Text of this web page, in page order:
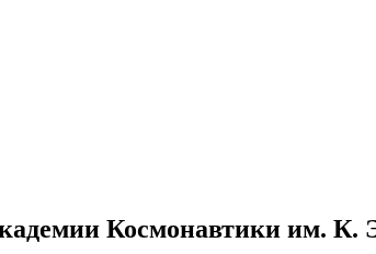
Космонавтики им. К.